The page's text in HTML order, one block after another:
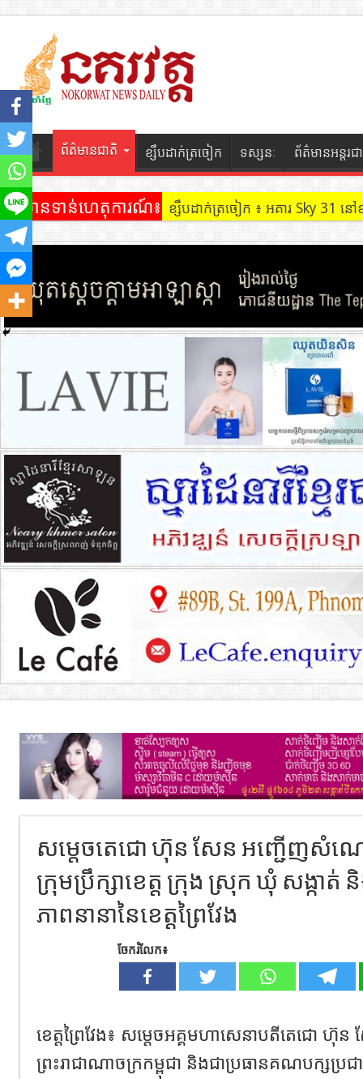
ព័ត៌មានជាតិ ខ្សឹបដាក់ត្រចៀក ទស្សនៈ ព័ត៌មានអន្តរជ
ព័ត៌មានទាន់ហេតុការណ៍៖ ខ្សឹបដាក់ត្រចៀក ៖ ដល់ករ ! ឈ្មួញដឹក
សម្តេចតេជោ ហ៊ុន សែន អញ្ជើញ
ក្រុមប្រឹក្សាខេត្ត ក្រុង ស្រុក ឃុំ សង្កាត់ និ
ភាពនានានៃខេត្តព្រៃវែង
ចែករំលែក៖
ខេត្តព្រៃវែង៖ សម្តេចអគ្គមហាសេនាបតីតេជោ ហ៊ុន
ព្រះរាជាណាចក្រកម្ពុជា និងជាប្រធានគណបក្សប្រជ